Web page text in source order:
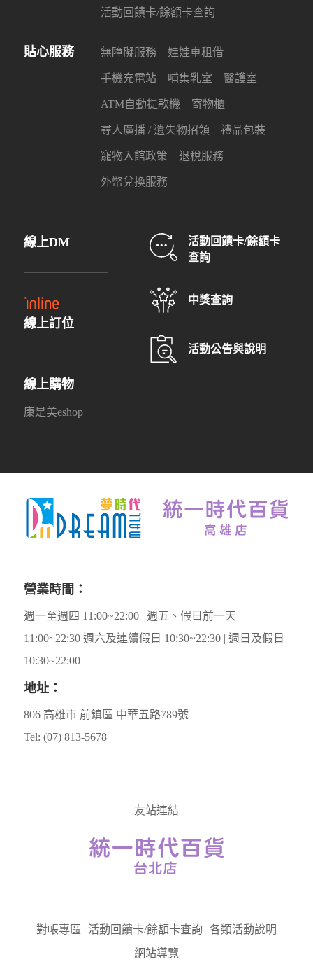
活動回饋卡/餘額卡查詢
貼心服務 無障礙服務 娃娃車租借
手機充電站 哺集乳室 醫護室
ATM自動提款機 寄物櫃
尋人廣播 / 遺失物招領 禮品包裝
寵物入館政策 退稅服務
外幣兌換服務
線上DM
線上訂位
線上購物
康是美eshop
活動回饋卡/餘額卡
查詢
中獎查詢
活動公告與說明
營業時間：
週一至週四 11:00~22:00 | 週五、假日前一天
11:00~22:30 週六及連續假日 10:30~22:30 | 週日及假日
10:30~22:00
地址：
806 高雄市 前鎮區 中華五路789號
Tel: (07) 813-5678
友站連結
對帳專區 活動回饋卡/餘額卡查詢
各類活動說明
網站導覽